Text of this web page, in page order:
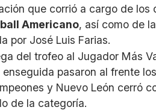
que corrió a cargo de los
Americano, así como de
por José Luis Farias.
del trofeo al Jugador Más
pasaron al frente
y Nuevo León cerró
de la categoría.